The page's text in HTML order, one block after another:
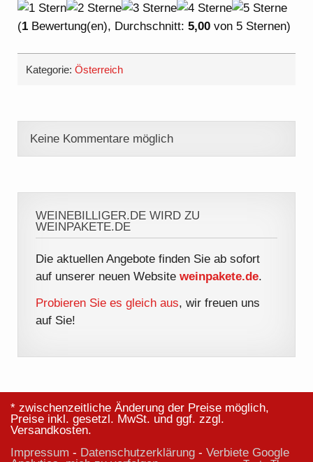
(1 Bewertung(en), Durchschnitt:5,00 von 5 Sternen)
Kategorie:Österreich
Keine Kommentare möglich
WEINEBILLIGER.DE WIRD ZU
WEINPAKETE.DE
Die aktuellen Angebote finden Sie ab sofort
auf unserer neuen Websiteweinpakete.de.
Probieren Sie es gleich aus, wir freuen uns
auf Sie!
* zwischenzeitliche Änderung der Preise möglich,
Preise inkl. gesetzl. MwSt. und ggf. zzgl.
Versandkosten.
Impressum - Datenschutzerklärung - Verbiete Google